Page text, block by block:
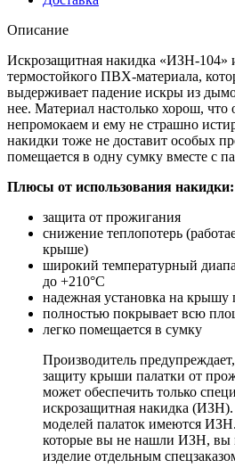
Описание
Искрозащитная накидка «ИЗН-104»
термостойкого ПВХ-материала,
выдерживает падение искры из
нее. Материал настолько хорош, что
непромокаем и ему не страшно
накидки тоже не доставит особых
помещается в одну сумку вместе с
Плюсы от использования накидки:
защита от прожигания
снижение теплопотерь
крыше)
широкий температурный
до +210°С
надежная установка на крышу
полностью покрывает всю
легко помещается в сумку
Производитель
защиту крыши палатки от
может обеспечить только
искрозащитная накидка
моделей палаток имеются
которые вы не нашли ИЗН, вы
изделие отдельным